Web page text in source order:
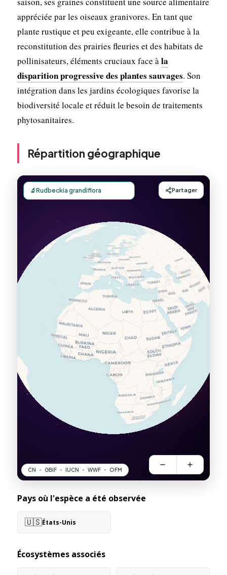
appréciée par les oiseaux granivores. En tant que
plante rustique et peu exigeante, elle contribue à la
reconstitution des prairies fleuries et des habitats de
pollinisateurs, éléments cruciaux face àla
disparition progressive des plantes sauvages. Son
intégration dans les jardins écologiques favorise la
biodiversité locale et réduit le besoin de traitements
phytosanitaires.
Répartition géographique
Pays où l'espèce a été observée
🇺🇸États-Unis
Écosystèmes associés